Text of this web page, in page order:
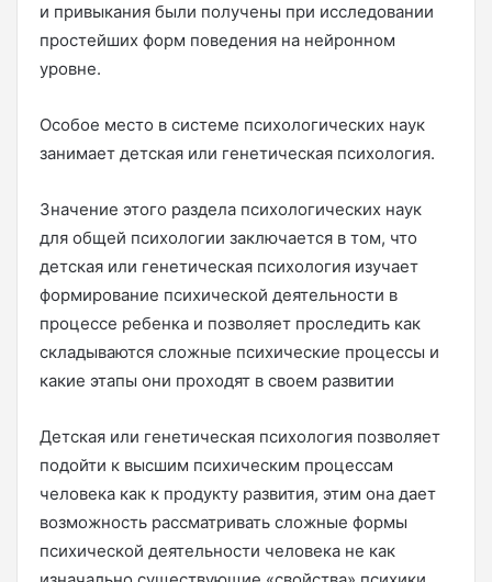
и привыкания были получены при исследовании
простейших форм поведения на нейронном
уровне.
Особое место в системе психологических наук
занимает детская или генетическая психология.
Значение этого раздела психологических наук
для общей психологии заключается в том, что
детская или генетическая психология изучает
формирование психической деятельности в
процессе ребенка и позволяет проследить как
складываются сложные психические процессы и
какие этапы они проходят в своем развитии
Детская или генетическая психология позволяет
подойти к высшим психическим процессам
человека как к продукту развития, этим она дает
возможность рассматривать сложные формы
психической деятельности человека не как